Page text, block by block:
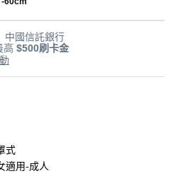
中國信託銀行
高 $500刷卡金
式
適用-成人